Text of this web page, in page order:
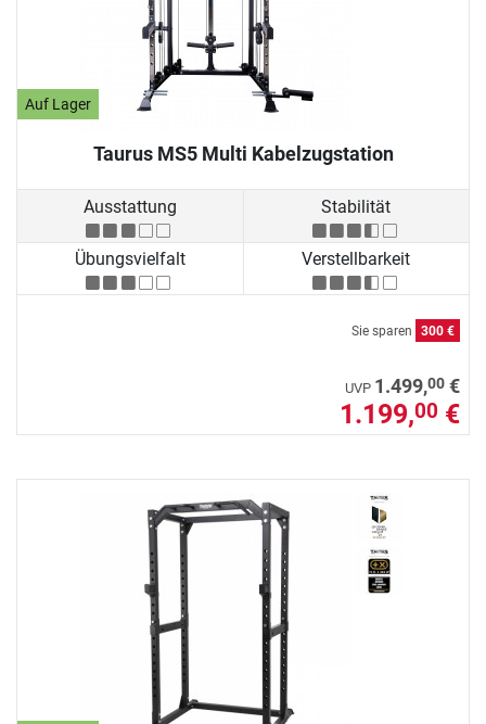
Auf Lager
Taurus MS5 Multi Kabelzugstation
Ausstattung Stabilität
Übungsvielfalt Verstellbarkeit
Sie sparen 300 €
UVP 1.499,00 €
1.199,00 €